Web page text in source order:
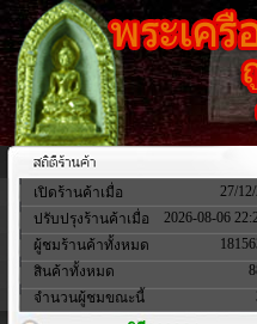
เปิดร้านค้าเมื่อ
27/
ปรับปรุงร้านค้าเมื่อ
2026-08-06
ผู้ชมร้านค้าทั้งหมด
สินค้าทั้งหมด
จำนวนผู้ชมขณะนี้